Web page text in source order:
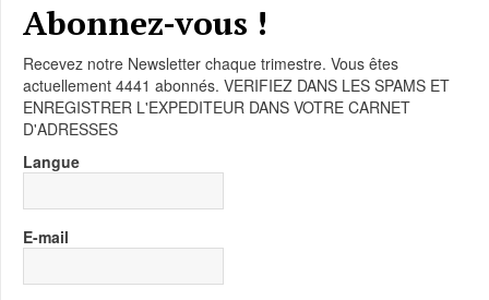
Abonnez-vous !
Recevez notre Newsletter chaque trimestre. Vous êtes
actuellement 4441 abonnés. VERIFIEZ DANS LES SPAMS ET
ENREGISTRER L'EXPEDITEUR DANS VOTRE CARNET
D'ADRESSES
Langue
E-mail